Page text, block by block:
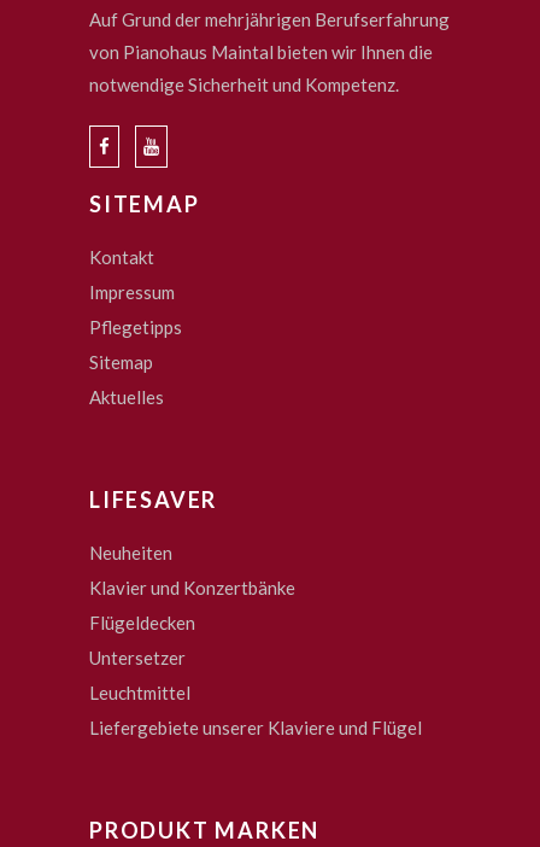
Auf Grund der mehrjährigen Berufserfahrung
von Pianohaus Maintal bieten wir Ihnen die
notwendige Sicherheit und Kompetenz.
SITEMAP
Kontakt
Impressum
Pflegetipps
Sitemap
Aktuelles
LIFESAVER
Neuheiten
Klavier und Konzertbänke
Flügeldecken
Untersetzer
Leuchtmittel
Liefergebiete unserer Klaviere und Flügel
PRODUKT MARKEN